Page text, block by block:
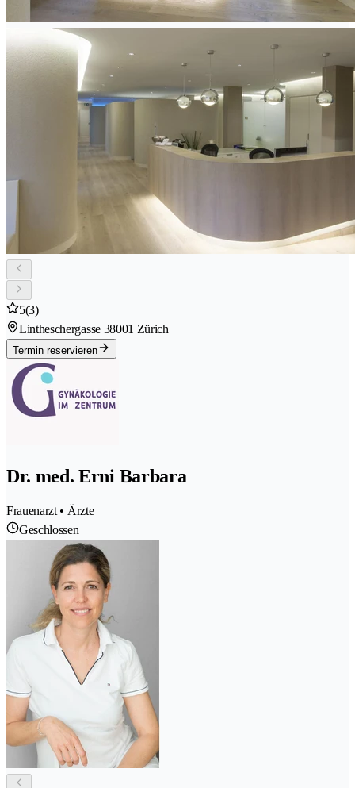
5(3)
Lintheschergasse 38001 Zürich
Termin reservieren
Dr. med. Erni Barbara
Frauenarzt • Ärzte
Geschlossen